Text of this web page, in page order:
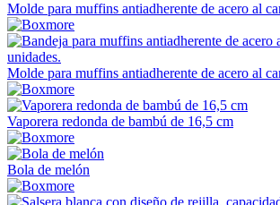
Molde para muffins antiadherente de acero al
Molde para muffins antiadherente de acero al
Vaporera redonda de bambú de 16,5 cm
Bola de melón